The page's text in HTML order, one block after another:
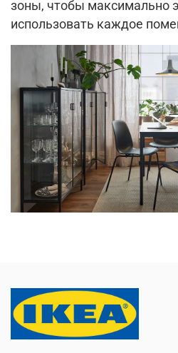
зоны, чтобы максимально
использовать каждое